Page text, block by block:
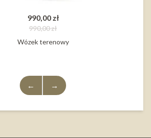
990,00 zł
990,00 zł
Wózek terenowy
← →